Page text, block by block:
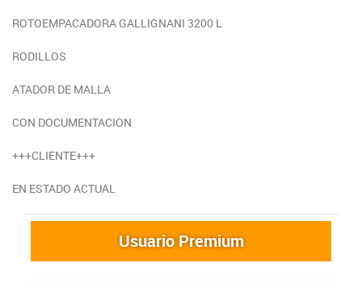
ROTOEMPACADORA GALLIGNANI 3200 L
RODILLOS
ATADOR DE MALLA
CON DOCUMENTACION
+++CLIENTE+++
EN ESTADO ACTUAL
Usuario Premium